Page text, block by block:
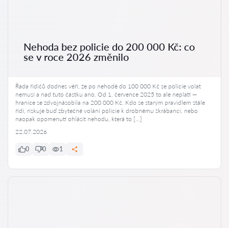
Nehoda bez policie do 200 000 Kč: co
se v roce 2026 změnilo
Řada řidičů dodnes věří, že po nehodě do 100 000 Kč se policie volat
nemusí a nad tuto částku ano. Od 1. července 2025 to ale neplatí —
hranice se zdvojnásobila na 200 000 Kč. Kdo se starým pravidlem stále
řídí, riskuje buď zbytečné volání policie k drobnému škrábanci, nebo
naopak opomenutí ohlásit nehodu, která to […]
22.07.2026
0 0 1